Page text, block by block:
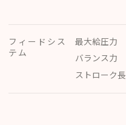
フィードシス
テム
最大給圧力
バランス力
ストローク長